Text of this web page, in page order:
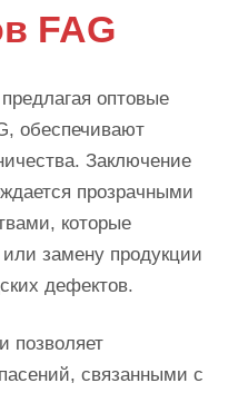
FAG
оптовые
обеспечивают
Заключение
прозрачными
которые
замену продукции
дефектов.
позволяет
связанными с